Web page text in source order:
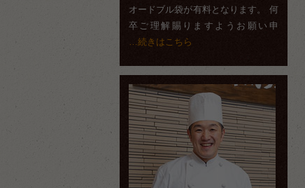
オードブル袋が有料となります。 何
卒ご理解賜りますようお願い申
…続きはこちら